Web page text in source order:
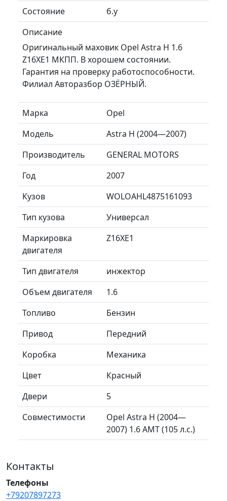
Состояние
б.у
Описание
Оригинальный маховик Opel Astra H 1.6
Z16XE1 МКПП. В хорошем состоянии.
Гарантия на проверку работоспособности.
Филиал Авторазбор ОЗЁРНЫЙ.
Марка
Opel
Модель
Astra H (2004—2007)
Производитель
GENERAL MOTORS
Год
2007
Кузов
WOLOAHL4875161093
Тип кузова
Универсал
Маркировка
двигателя
Z16XE1
Тип двигателя
инжектор
Объем двигателя
1.6
Топливо
Бензин
Привод
Передний
Коробка
Механика
Цвет
Красный
Двери
5
Совместимости
Opel Astra H (2004—
2007) 1.6 AMT (105 л.с.)
Контакты
Телефоны
+79207897273